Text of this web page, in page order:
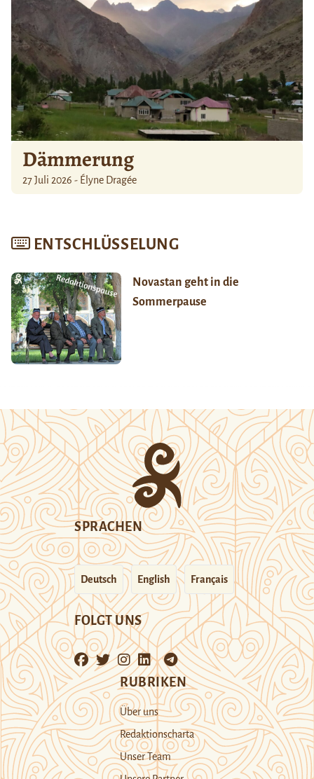
Dämmerung
27 Juli 2026 - Élyne Dragée
ENTSCHLÜSSELUNG
Novastan geht in die
Sommerpause
SPRACHEN
Deutsch English Français
FOLGT UNS
RUBRIKEN
Über uns
Redaktionscharta
Unser Team